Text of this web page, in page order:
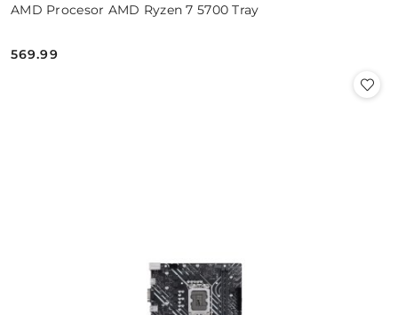
AMD Procesor AMD Ryzen 7 5700 Tray
Cena:
569.99